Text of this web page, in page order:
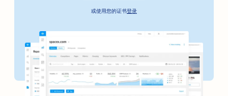
或使用您的证书登录